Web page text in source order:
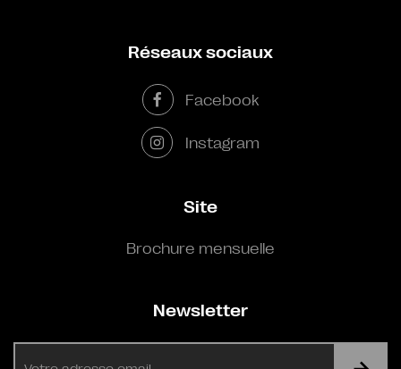
Réseaux sociaux
Facebook
Instagram
Site
Brochure mensuelle
Newsletter